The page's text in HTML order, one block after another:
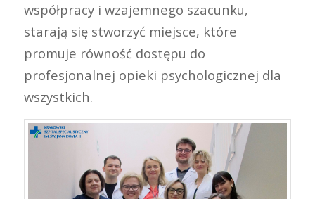
współpracy i wzajemnego szacunku,
starają się stworzyć miejsce, które
promuje równość dostępu do
profesjonalnej opieki psychologicznej dla
wszystkich.